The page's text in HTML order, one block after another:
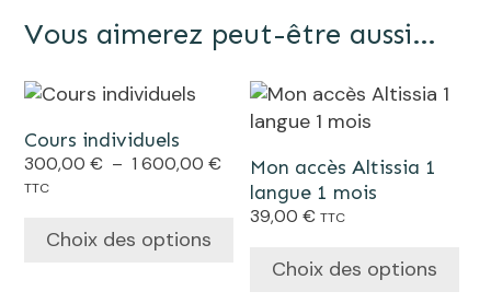
Vous aimerez peut-être aussi…
Cours individuels
300,00 € – 1 600,00 € Plage
prix :
TTC
Choix des options
Ce
a
plusieurs
Les
Mon accès Altissia 1
langue 1 mois
39,00€ TTC
Choix des options
Ce
produit
plusieurs
variations.
Les
options
peuvent